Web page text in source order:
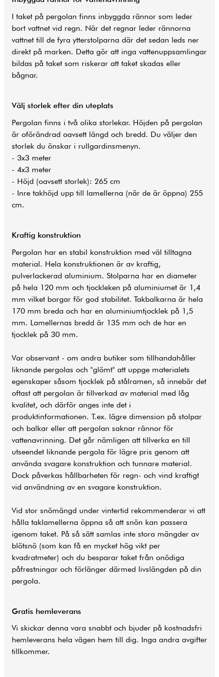
I taket på pergolan finns inbyggda rännor som leder
bort vattnet vid regn. När det regnar leder rännorna
vattnet till de fyra ytterstolparna där det sedan leds ner
direkt på marken. Detta gör att inga vattenuppsamlingar
bildas på taket som riskerar att taket skadas eller
bågnar.
Välj storlek efter din uteplats
Pergolan finns i två olika storlekar. Höjden på pergolan
är oförändrad oavsett längd och bredd. Du väljer den
storlek du önskar i rullgardinsmenyn.
- 3x3 meter
- 4x3 meter
- Höjd (oavsett storlek): 265 cm
- Inre takhöjd upp till lamellerna (när de är öppna) 255
cm.
Kraftig konstruktion
Pergolan har en stabil konstruktion med väl tilltagna
material. Hela konstruktionen är av kraftig,
pulverlackerad aluminium. Stolparna har en diameter
på hela 120 mm och tjockleken på aluminiumet är 1,4
mm vilket borgar för god stabilitet. Takbalkarna är hela
170 mm breda och har en aluminiumtjocklek på 1,5
mm. Lamellernas bredd är 135 mm och de har en
tjocklek på 30 mm.
Var observant - om andra butiker som tillhandahåller
liknande pergolas och "glömt" att uppge materialets
egenskaper såsom tjocklek på stålramen, så innebär det
oftast att pergolan är tillverkad av material med låg
kvalitet, och därför anges inte det i
produktinformationen. T.ex. lägre dimension på stolpar
och balkar eller att pergolan saknar rännor för
vattenavrinning. Det går nämligen att tillverka en till
utseendet liknande pergola för lägre pris genom att
använda svagare konstruktion och tunnare material.
Dock påverkas hållbarheten för regn- och vind kraftigt
vid användning av en svagare konstruktion.
Vid stor snömängd under vintertid rekommenderar vi att
hålla taklamellerna öppna så att snön kan passera
igenom taket. På så sätt samlas inte stora mängder av
blötsnö (som kan få en mycket hög vikt per
kvadratmeter) och du besparar taket från onödiga
påfrestningar och förlänger därmed livslängden på din
pergola.
Gratis hemleverans
Vi skickar denna vara snabbt och bjuder på kostnadsfri
hemleverans hela vägen hem till dig. Inga andra avgifter
tillkommer.